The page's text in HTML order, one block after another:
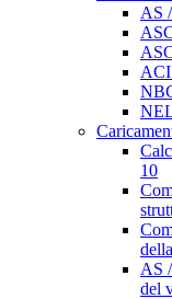
AS
ACI
10
AS
del